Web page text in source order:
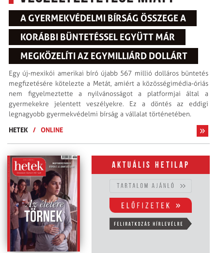
A GYERMEKVÉDELMI BÍRSÁG ÖSSZEGE A
KORÁBBI BÜNTETÉSSEL EGYÜTT MÁR
MEGKÖZELÍTI AZ EGYMILLIÁRD DOLLÁRT
Egy új-mexikói amerikai bíró újabb 567 millió dolláros büntetés
megfizetésére kötelezte a Metát, amiért a közösségimédia-óriás
nem figyelmeztette a nyilvánosságot a platformjai által a
gyermekekre jelentett veszélyekre. Ez a döntés az eddigi
legnagyobb gyermekvédelmi bírság a vállalat történetében.
HETEK
/ ONLINE
Aktuális hetilap